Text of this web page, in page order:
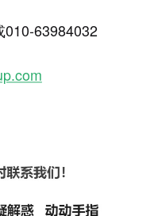
63984032